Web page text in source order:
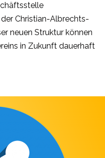
Christian-Albrechts-
neuen Struktur können
in Zukunft dauerhaft